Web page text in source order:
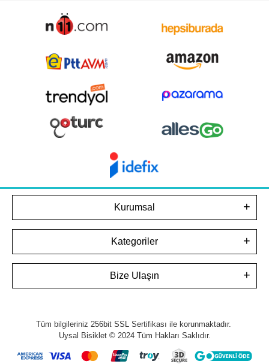
Kurumsal
Kategoriler
Bize Ulaşın
Tüm bilgileriniz 256bit SSL Sertifikası ile korunmaktadır.
Uysal Bisiklet © 2024 Tüm Hakları Saklıdır.